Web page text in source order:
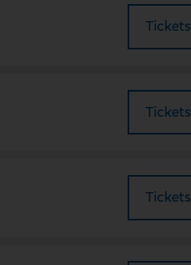
Tickets
Tickets
Tickets